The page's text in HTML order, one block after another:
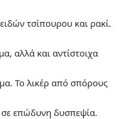
τσίπουρου και ρακί.
αλλά και αντίστοιχα
Το λικέρ από σπόρους
επώδυνη δυσπεψία.